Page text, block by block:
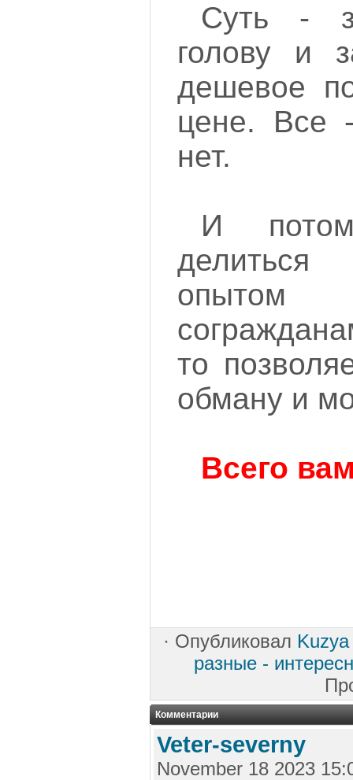
Суть -
голову и
дешевое
цене. Все
нет.
И
то
обману и
Всего
· Опубликовал Kuzya
разные -
Комментарии
Veter-severny
November 18 2023